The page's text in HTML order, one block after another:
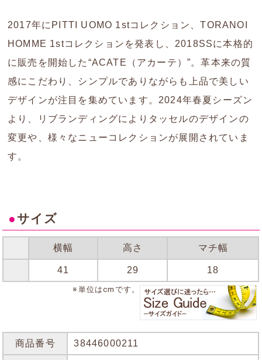
2017年にPITTI UOMO 1stコレクション、TORANOI
HOMME 1stコレクションを発表し、2018SSに本格的
に販売を開始した“ACATE（アカーテ）”。革本来の質
感にこだわり、シンプルでありながらも上品で美しい
デザインが注目を集めています。2024年春夏シーズン
より、リブランディングによりタッセルのデザインの
変更や、様々なニューコレクションが展開されていま
す。
● サイズ
横幅 高さ マチ幅
41 29 18
※単位はcmです。
商品番号 38446000211